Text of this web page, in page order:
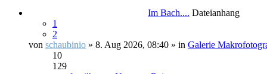
Im Bach.... Dateianhang
1
2
von schaubinio » 8. Aug 2026, 08:40 » in Galerie
10
129